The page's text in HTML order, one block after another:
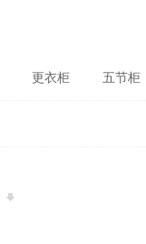
更衣柜 五节柜